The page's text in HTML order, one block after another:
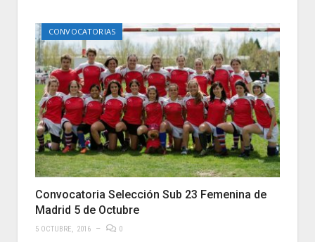
CONVOCATORIAS
Convocatoria Selección Sub 23 Femenina de
Madrid 5 de Octubre
5 OCTUBRE, 2016 0